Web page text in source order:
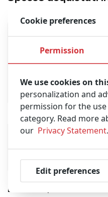
LIFEPAK 15 Biphasic Monitor
Cookie preferences
Permission
We use cookies on
personalization and
permission for the
category. Read more
our Privacy Statement.
Edit preferences